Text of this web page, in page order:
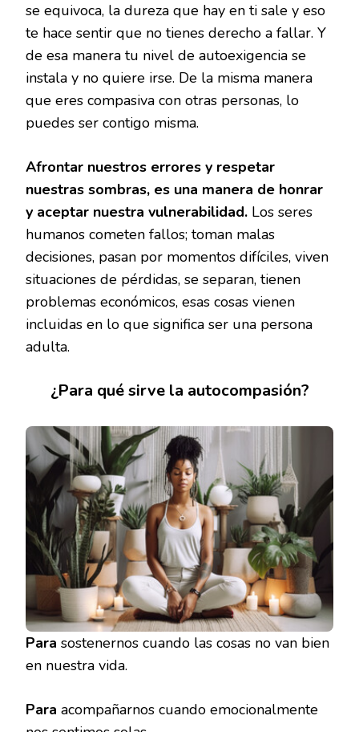
se equivoca, la dureza que hay en ti sale y eso
te hace sentir que no tienes derecho a fallar. Y
de esa manera tu nivel de autoexigencia se
instala y no quiere irse. De la misma manera
que eres compasiva con otras personas, lo
puedes ser contigo misma.
Afrontar nuestros errores y respetar
nuestras sombras, es una manera de honrar
y aceptar nuestra vulnerabilidad. Los seres
humanos cometen fallos; toman malas
decisiones, pasan por momentos difíciles, viven
situaciones de pérdidas, se separan, tienen
problemas económicos, esas cosas vienen
incluidas en lo que significa ser una persona
adulta.
¿Para qué sirve la autocompasión?
Para sostenernos cuando las cosas no van bien
en nuestra vida.
Para acompañarnos cuando emocionalmente